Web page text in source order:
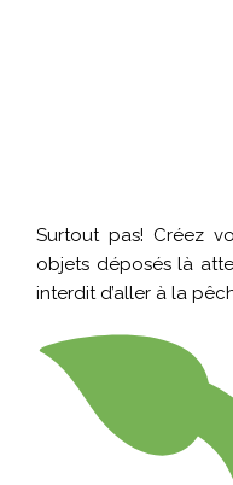
Surtout pas! Créez
objets déposés là
interdit d’aller à la